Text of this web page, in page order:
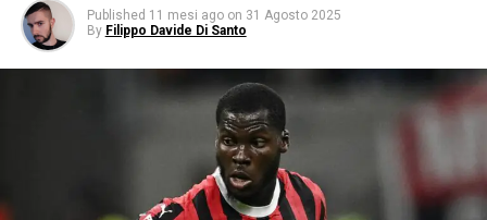
Published 11 mesi ago on 31 Agosto 2025
By Filippo Davide Di Santo